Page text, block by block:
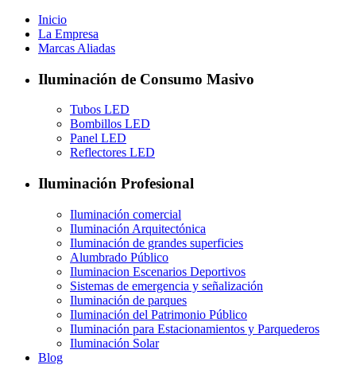
Inicio
La Empresa
Marcas Aliadas
Iluminación de Consumo Masivo
Tubos LED
Bombillos LED
Panel LED
Reflectores LED
Iluminación Profesional
Iluminación comercial
Iluminación Arquitectónica
Iluminación de grandes superficies
Alumbrado Público
Iluminacion Escenarios Deportivos
Sistemas de emergencia y señalización
Iluminación de parques
Iluminación del Patrimonio Público
Iluminación para Estacionamientos y Parquederos
Iluminación Solar
Blog